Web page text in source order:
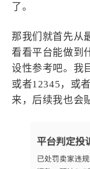
了。
那我们就首先从
看看平台能做到
设性参考吧。我
或者12345，或
来，后续我也会